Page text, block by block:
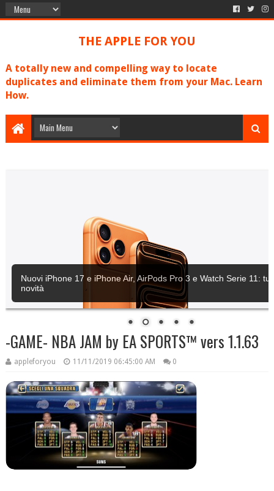
THE APPLE FOR YOU
A totally new and compelling way to locate
duplicates and eliminate them from your Mac. Learn
How.
Nuovi iPhone 17 e iPhone Air, AirPods Pro 3 e Watch Serie 11:
novità
-GAME- NBA JAM by EA SPORTS™ vers 1.1.63
appleforyou 11/11/2019 06:45:00 AM 0